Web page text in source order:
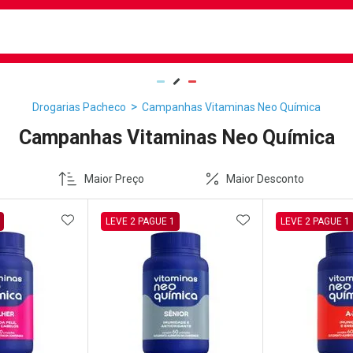
Drogarias Pacheco Campanhas Vitaminas Neo Química
Campanhas Vitaminas Neo Química
Maior Preço Maior Desconto
ADICIONAR AOS FAVORITOS
LEVE 2 PAGUE 1 ADICIONAR AOS
LEVE 2 PAGUE 1